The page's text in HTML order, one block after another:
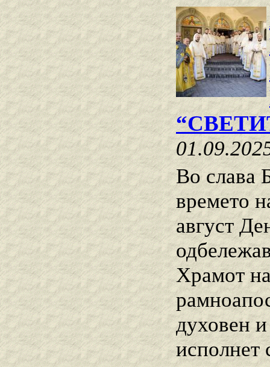
Во слава
времето
август
Храмот
духовен